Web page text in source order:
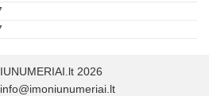
2026
info@imoniunumeriai.lt